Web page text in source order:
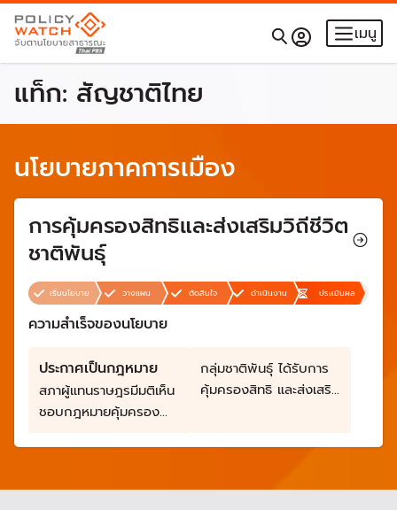
เมนู
แท็ก: สัญชาติไทย
นโยบายภาคการเมือง
การคุ้มครองสิทธิและส่งเสริมวิถีชีวิต
ชาติพันธุ์
เริ่มนโยบาย วางแผน ตัดสินใจ ดำเนินงาน ประเมินผล
ความสำเร็จของนโยบาย
ประกาศเป็นกฎหมาย
สภาผู้แทนราษฎรมีมติเห็น
ชอบกฎหมายคุ้มครอง
กลุ่มชาติพันธุ์ ได้รับการ
คุ้มครองสิทธิ และส่งเสริม